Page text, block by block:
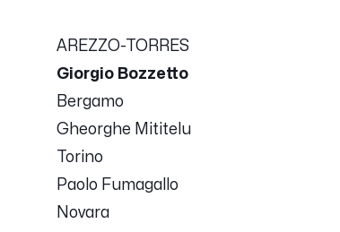
AREZZO-TORRES
Giorgio Bozzetto
Bergamo
Gheorghe Mititelu
Torino
Paolo Fumagallo
Novara